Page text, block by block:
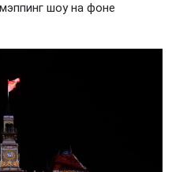
шоу на фоне